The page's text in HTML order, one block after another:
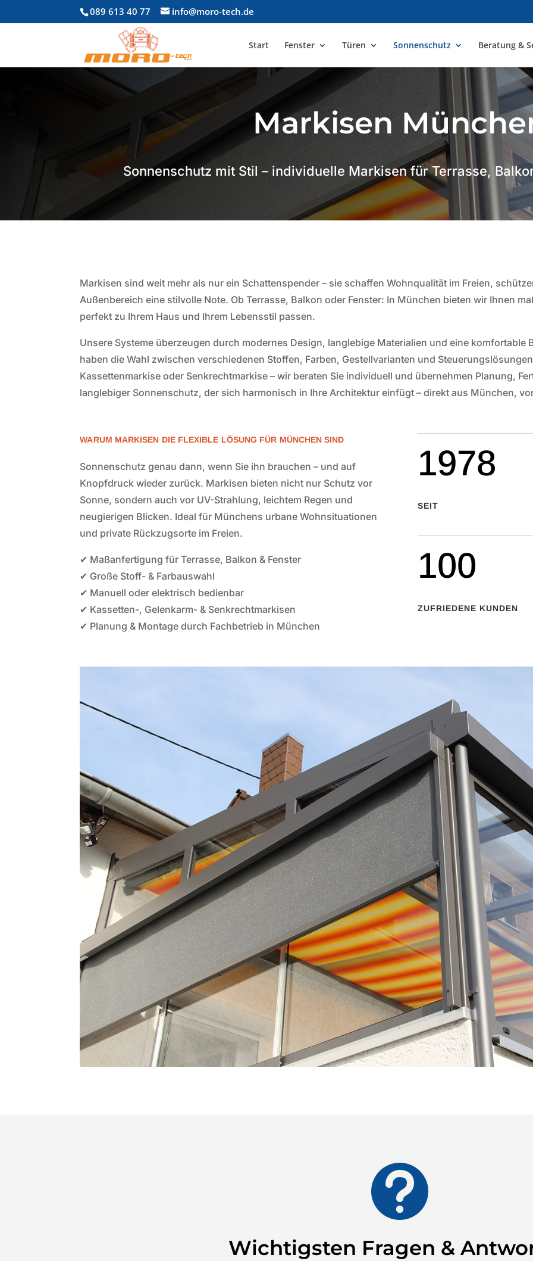
089 613 40 77 info@moro-tech.de
Start Fenster Türen Sonnenschutz Beratung &
Markisen
Sonnenschutz mit Stil – individuelle Markisen für Terrasse,
Markisen sind weit mehr als nur ein Schattenspender – sie schaffen Wohnqualität im Freien,
Außenbereich eine stilvolle Note. Ob Terrasse, Balkon oder Fenster: In München bieten wir Ihnen
perfekt zu Ihrem Haus und Ihrem Lebensstil passen.
Unsere Systeme überzeugen durch modernes Design, langlebige Materialien und eine komfortable
haben die Wahl zwischen verschiedenen Stoffen, Farben, Gestellvarianten und
Kassettenmarkise oder Senkrechtmarkise – wir beraten Sie individuell und übernehmen Planung,
langlebiger Sonnenschutz, der sich harmonisch in Ihre Architektur einfügt – direkt aus München,
WARUM MARKISEN DIE FLEXIBLE LÖSUNG FÜR MÜNCHEN SIND
Sonnenschutz genau dann, wenn Sie ihn brauchen – und auf
Knopfdruck wieder zurück. Markisen bieten nicht nur Schutz vor
Sonne, sondern auch vor UV-Strahlung, leichtem Regen und
neugierigen Blicken. Ideal für Münchens urbane Wohnsituationen
und private Rückzugsorte im Freien.
✔ Maßanfertigung für Terrasse, Balkon & Fenster
✔ Große Stoff- & Farbauswahl
✔ Manuell oder elektrisch bedienbar
✔ Kassetten-, Gelenkarm- & Senkrechtmarkisen
✔ Planung & Montage durch Fachbetrieb in München
1978
SEIT
100
ZUFRIEDENE KUNDEN

Wichtigsten Fragen &